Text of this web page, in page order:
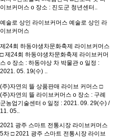
이브커머스 o 장소 : 진도군 청년센터..
예술로 상인 라이브커머스 예술로 상인 라
이브커머스
제24회 하동야생차문화축제 라이브커머스
□ 제24회 하동야생차문화축제 라이브커머
스 o 장소 : 하동야상 차 박물관 o 일정 :
2021. 05. 19(수) ..
(주)자연의 뜰 상품판매 라이브 커머스 □
(주)자연의 뜰 라이브커머스 o 장소 : 구례
군농업기술센터 o 일정 : 2021. 09. 29(수) /
11. 05..
2021 광주 스마트 전통시장 라이브커머스
5차 □ 2021 광주 스마트 전통시장 라이브